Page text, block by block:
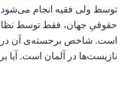
توسط ولی فقیه انجام
حقوقیِ جهان، فقط توسط
است. شاخص برجسته‌ی آن در
نازیست‌ها در آلمان است.